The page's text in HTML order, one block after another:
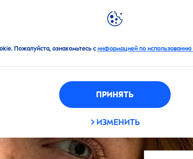
Пожалуйста, ознакомьтесь с информацией по
ПРИНЯТЬ
ИЗМЕНИТЬ
МИРNIVEA
тері
ФИЛЬТРЫ